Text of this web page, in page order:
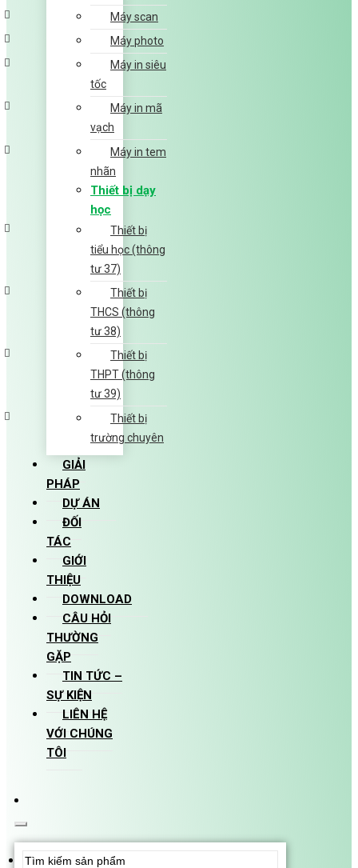
Máy scan
Máy photo
Máy in siêu
tốc
Máy in mã
vạch
Máy in tem
nhãn
Thiết bị dạy
học
Thiết bị
tiểu học (thông
tư 37)
Thiết bị
THCS (thông
tư 38)
Thiết bị
THPT (thông
tư 39)
Thiết bị
trường chuyên
GIẢI
PHÁP
DỰ ÁN
ĐỐI
TÁC
GIỚI
THIỆU
DOWNLOAD
CÂU HỎI
THƯỜNG
GẶP
TIN TỨC –
SỰ KIỆN
LIÊN HỆ
VỚI CHÚNG
TÔI
Search